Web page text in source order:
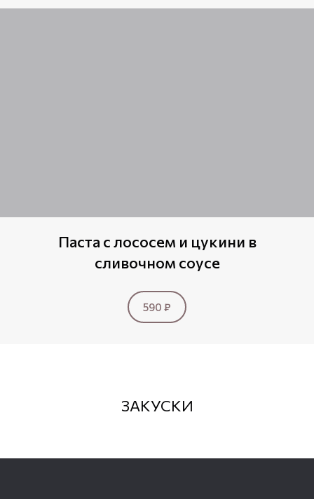
Паста с лососем и цукини в
сливочном соусе
590 ₽
ЗАКУСКИ